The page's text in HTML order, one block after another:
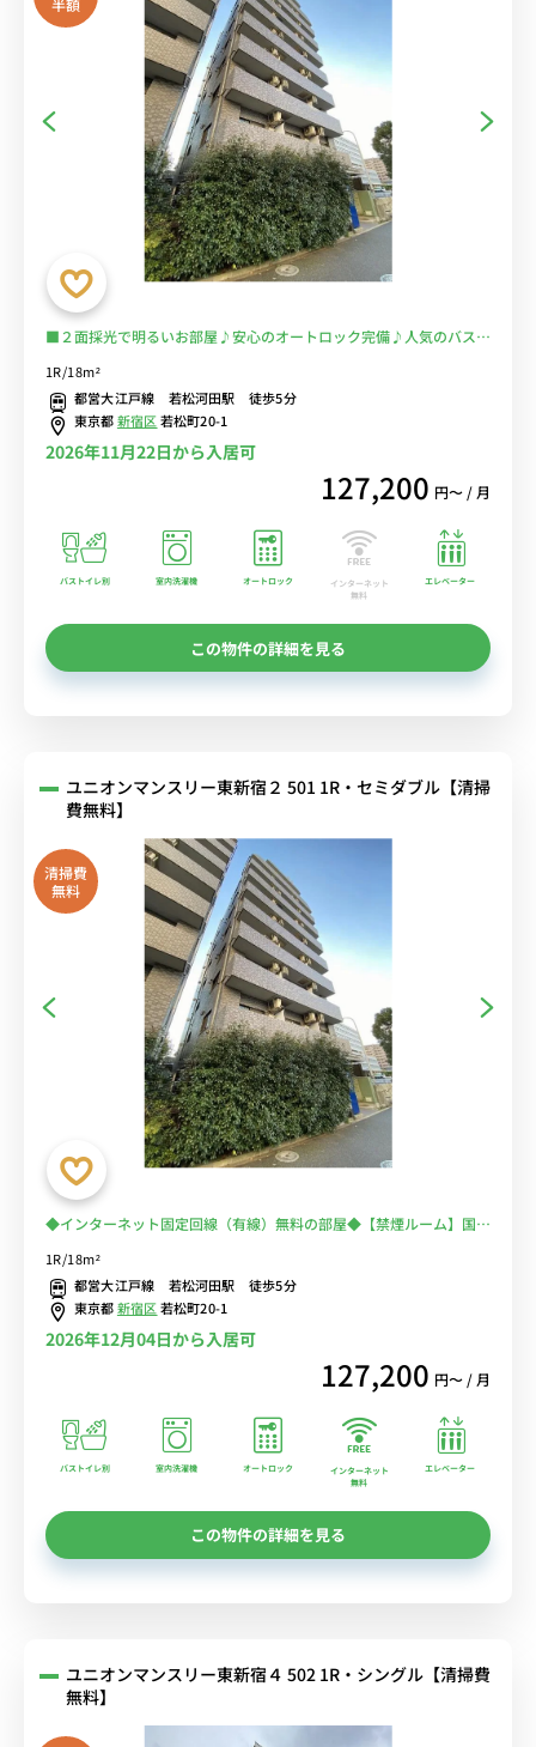
■２面採光で明るいお部屋♪安心のオートロック完備♪人気のバスト
ンターの目の前！通院・通勤を徒歩圏内に♪電車に乗るのを完全回避
で安心！■選べるWi-Fi格安レンタル中！
1R/18m²
都営大江戸線 若松河田駅 徒歩5分
東京都新宿区若松町20-1
2026年11月22日から入居可
127,200 円〜 / 月
バストイレ別 室内洗濯機 オートロック
インターネット
無料
エレベーター
この物件の詳細を見る
ユニオンマンスリー東新宿２ 501 1R・セミダブル【清掃
費無料】
清掃費
無料
◆インターネット固定回線（有線）無料の部屋◆【禁煙ルーム】国立
るのを完全回避で安心！
1R/18m²
都営大江戸線 若松河田駅 徒歩5分
東京都新宿区若松町20-1
2026年12月04日から入居可
127,200 円〜 / 月
バストイレ別 室内洗濯機 オートロック
インターネット
無料
エレベーター
この物件の詳細を見る
ユニオンマンスリー東新宿４ 502 1R・シングル【清掃費
無料】